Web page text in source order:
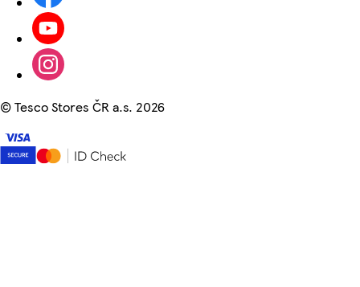
©Tesco Stores ČR a.s. 2026